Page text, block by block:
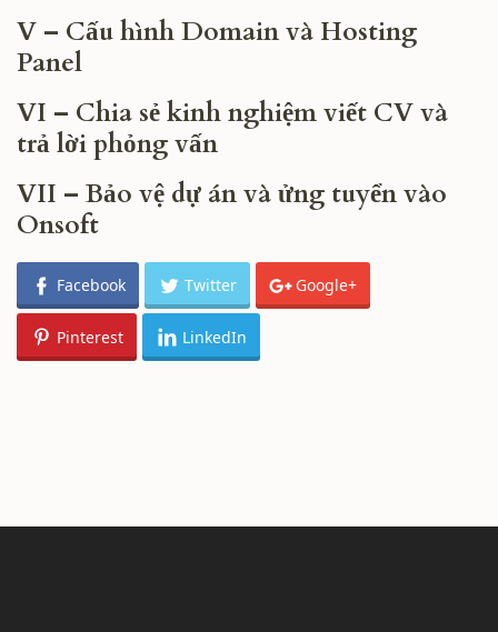
V – Cấu hình Domain và Hosting
Panel
VI – Chia sẻ kinh nghiệm viết CV và
trả lời phỏng vấn
VII – Bảo vệ dự án và ửng tuyển vào
Onsoft
Facebook Twitter Google+
Pinterest LinkedIn